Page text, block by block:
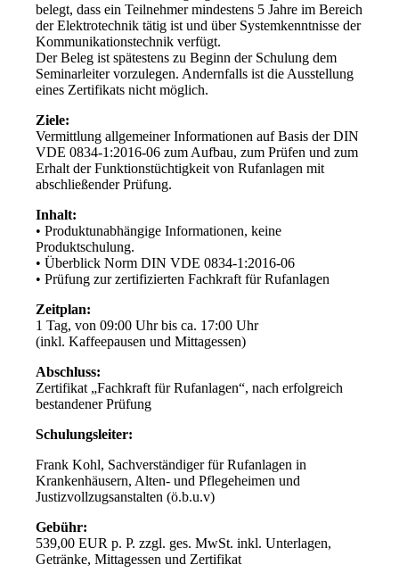
belegt, dass ein Teilnehmer mindestens 5 Jahre im Bereich
der Elektrotechnik tätig ist und über Systemkenntnisse der
Kommunikationstechnik verfügt.
Der Beleg ist spätestens zu Beginn der Schulung dem
Seminarleiter vorzulegen. Andernfalls ist die Ausstellung
eines Zertifikats nicht möglich.
Ziele:
Vermittlung allgemeiner Informationen auf Basis der DIN
VDE 0834-1:2016-06 zum Aufbau, zum Prüfen und zum
Erhalt der Funktionstüchtigkeit von Rufanlagen mit
abschließender Prüfung.
Inhalt:
• Produktunabhängige Informationen, keine
Produktschulung.
• Überblick Norm DIN VDE 0834-1:2016-06
• Prüfung zur zertifizierten Fachkraft für Rufanlagen
Zeitplan:
1 Tag, von 09:00 Uhr bis ca. 17:00 Uhr
(inkl. Kaffeepausen und Mittagessen)
Abschluss:
Zertifikat „Fachkraft für Rufanlagen“, nach erfolgreich
bestandener Prüfung
Schulungsleiter:
Frank Kohl, Sachverständiger für Rufanlagen in
Krankenhäusern, Alten- und Pflegeheimen und
Justizvollzugsanstalten (ö.b.u.v)
Gebühr:
539,00 EUR p. P. zzgl. ges. MwSt. inkl. Unterlagen,
Getränke, Mittagessen und Zertifikat